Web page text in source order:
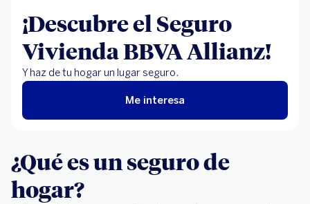
¡Descubre el Seguro
Vivienda BBVA Allianz!
Y haz de tu hogar un lugar seguro.
Me interesa
¿Qué es un seguro de
hogar?